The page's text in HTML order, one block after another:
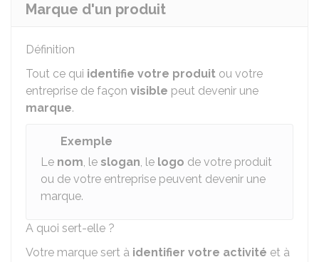
Marque d'un produit
Définition
Tout ce qui identifie votre produit ou votre
entreprise de façon visible peut devenir une
marque.
Exemple
Le nom, le slogan, le logo de votre produit
ou de votre entreprise peuvent devenir une
marque.
A quoi sert-elle ?
Votre marque sert à identifier votre activité et à